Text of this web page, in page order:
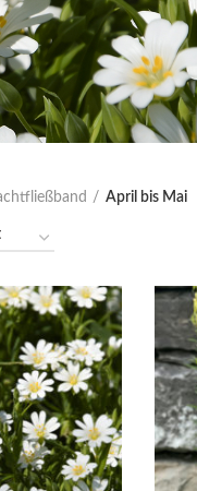
April bis Mai